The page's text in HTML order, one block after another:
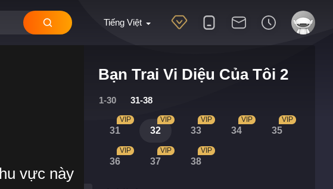
Tiếng Việt
Bạn Trai Vi Diệu Của Tôi 2
1-30 31-38
31
VIP
32
VIP
33
VIP
34
VIP
35
VIP
36
VIP
37
VIP
38
VIP
vực này